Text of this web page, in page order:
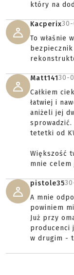
który na
Kacperix
To właśnie
bezpiecznik
Matt14130-
Całkiem
łatwiej i
aniżeli jej
sprowadzić.
tetetki od
Większość
mnie celem
pistole35
A mnie
powiniem
Już przy
producenci
w drugim -